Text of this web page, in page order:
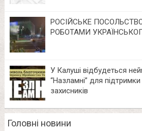
РОСІЙСЬКЕ
РОБОТАМИ
У Калуші відбудеться
“Назламні” для
захисників
Головні новини